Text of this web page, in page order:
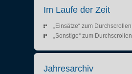
Im Laufe der Zeit
„Einsätze“ zum Durchscrollen
„Sonstige“ zum Durchscrollen
Jahresarchiv